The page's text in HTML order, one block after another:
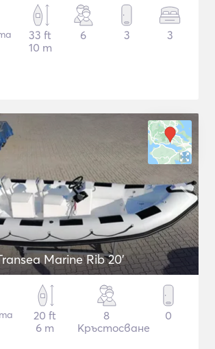
33 ft
10 m
6 3 3
Marine Rib 20'
20 ft
6 m
8
Кръстосване
0